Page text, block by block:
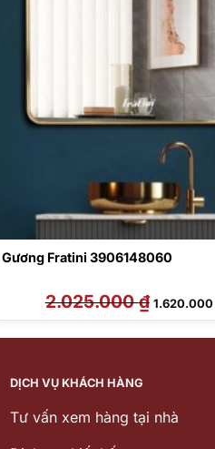
Gương Fratini 3906148060
2.025.000₫ Giá
gốc
là:
1.620.000
DỊCH VỤ KHÁCH HÀNG
Tư vấn xem hàng tại nhà